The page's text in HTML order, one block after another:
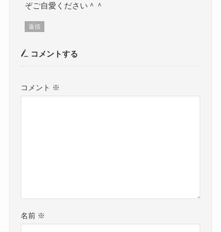
ぞご自愛ください＾＾
返信
コメントする
コメント ※
名前 ※